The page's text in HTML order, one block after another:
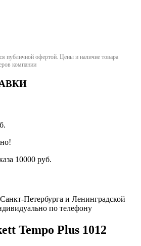
публичной офертой. Цены и наличие товара
компании
10000 руб.
Петербурга и Ленинградской
по телефону
Tempo Plus 1012